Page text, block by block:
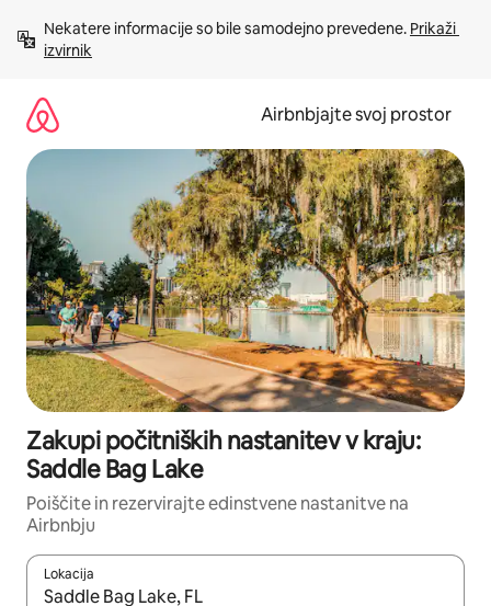
vsebino
Nekatere informacije so bile samodejno prevedene. Prikaži
izvirnik
Airbnbjajte svoj prostor
Zakupi počitniških nastanitev v kraju:
Saddle Bag Lake
Poiščite in rezervirajte edinstvene nastanitve na
Airbnbju
Lokacija
Ko so rezultati na voljo, krmarite s puščičnima tipkama gor in